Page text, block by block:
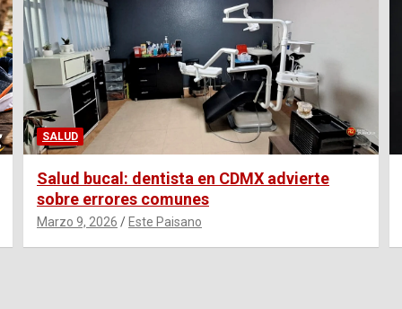
SALUD
Salud bucal: dentista en CDMX advierte
sobre errores comunes
Marzo 9, 2026 Este Paisano